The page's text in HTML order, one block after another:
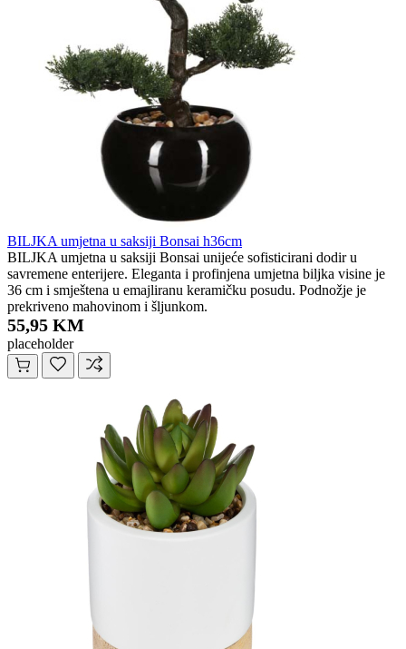
BILJKA umjetna u saksiji Bonsai h36cm
BILJKA umjetna u saksiji Bonsai unijeće sofisticirani dodir u
savremene enterijere. Eleganta i profinjena umjetna biljka visine je
36 cm i smještena u emajliranu keramičku posudu. Podnožje je
prekriveno mahovinom i šljunkom.
55,95 KM
placeholder